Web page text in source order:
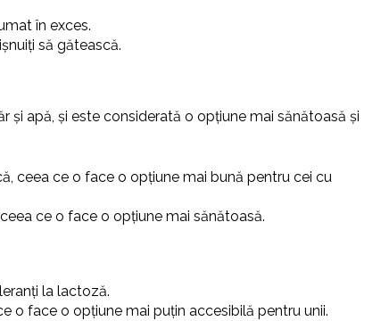
în exces.
să gătească.
și apă, și este considerată o opțiune mai sănătoasă și
ceea ce o face o opțiune mai bună pentru cei cu
ce o face o opțiune mai sănătoasă.
la lactoză.
o face o opțiune mai puțin accesibilă pentru unii.